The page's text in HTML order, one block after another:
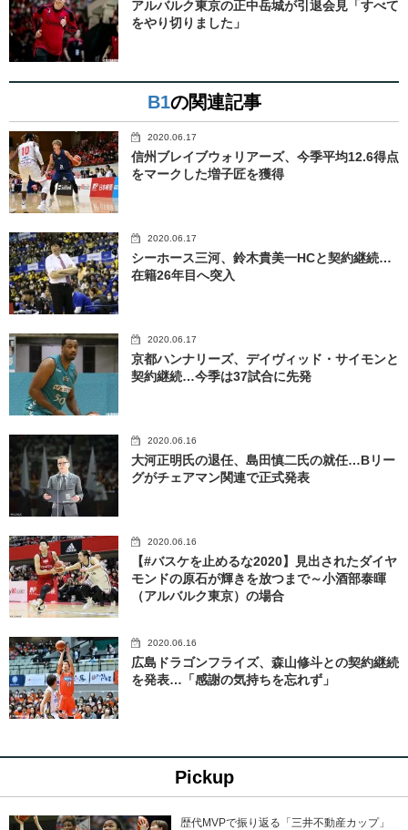
アルバルク東京の正中岳城が引退会見「すべて
をやり切りました」
B1の関連記事
2020.06.17
信州ブレイブウォリアーズ、今季平均12.6得点
をマークした増子匠を獲得
2020.06.17
シーホース三河、鈴木貴美一HCと契約継続…
在籍26年目へ突入
2020.06.17
京都ハンナリーズ、デイヴィッド・サイモンと
契約継続…今季は37試合に先発
2020.06.16
大河正明氏の退任、島田慎二氏の就任…Bリー
グがチェアマン関連で正式発表
2020.06.16
【#バスケを止めるな2020】見出されたダイヤ
モンドの原石が輝きを放つまで～小酒部泰暉
（アルバルク東京）の場合
2020.06.16
広島ドラゴンフライズ、森山修斗との契約継続
を発表…「感謝の気持ちを忘れず」
Pickup
歴代MVPで振り返る「三井不動産カップ」